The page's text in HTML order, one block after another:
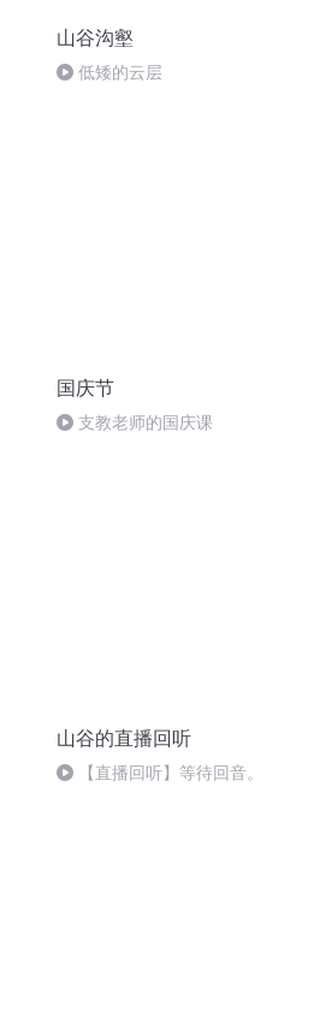
山谷沟壑
低矮的云层
国庆节
支教老师的国庆课
山谷的直播回听
【直播回听】等待回音。